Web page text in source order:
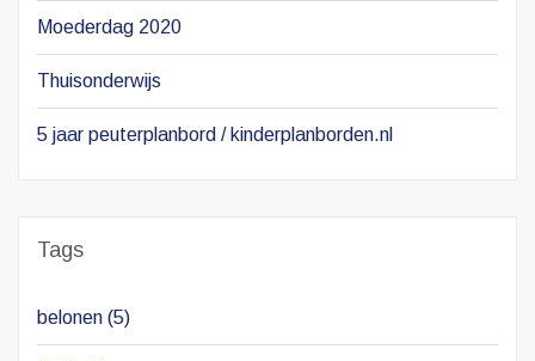
Moederdag 2020
Thuisonderwijs
5 jaar peuterplanbord / kinderplanborden.nl
Tags
belonen (5)